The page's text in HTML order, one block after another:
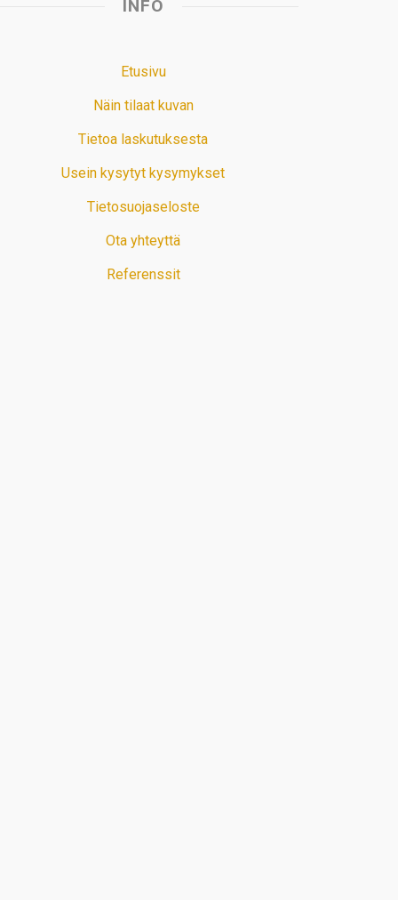
INFO
Etusivu
Näin tilaat kuvan
Tietoa laskutuksesta
Usein kysytyt kysymykset
Tietosuojaseloste
Ota yhteyttä
Referenssit